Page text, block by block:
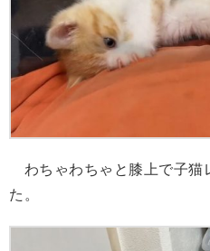
わちゃわちゃと膝上で子猫
た。